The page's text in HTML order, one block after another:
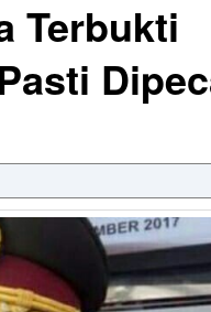
Terbukti